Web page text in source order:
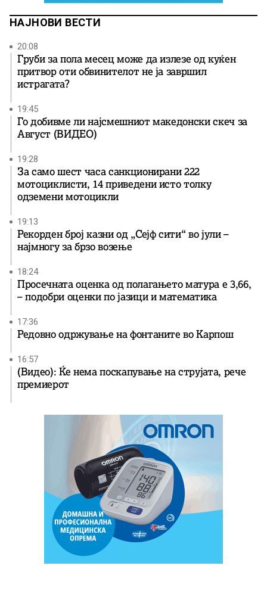
НАЈНОВИ ВЕСТИ
20:08
Груби за пола месец може да излезе од куќен
притвор оти обвинителот не ја завршил
истрагата?
19:45
Го добивме ли најсмешниот македонски скеч за
Август (ВИДЕО)
19:28
За само шест часа санкционирани 222
мотоциклисти, 14 приведени исто толку
одземени мотоцикли
19:13
Рекорден број казни од „Сејф сити“ во јули –
најмногу за брзо возење
18:24
Просечната оценка од полагањето матура е 3,66,
– подобри оценки по јазици и математика
17:36
Редовно одржување на фонтаните во Карпош
16:57
(Видео): Ќе нема поскапување на струјата, рече
премиерот